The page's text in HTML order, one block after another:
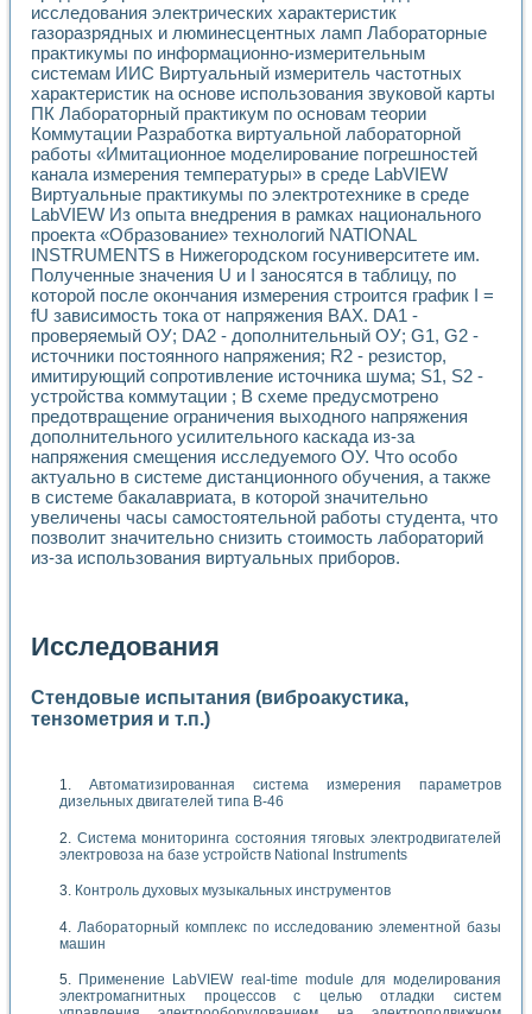
исследования электрических характеристик
газоразрядных и люминесцентных ламп Лабораторные
практикумы по информационно-измерительным
системам ИИС Виртуальный измеритель частотных
характеристик на основе использования звуковой карты
ПК Лабораторный практикум по основам теории
Коммутации Разработка виртуальной лабораторной
работы «Имитационное моделирование погрешностей
канала измерения температуры» в среде LabVIEW
Виртуальные практикумы по электротехнике в среде
LabVIEW Из опыта внедрения в рамках национального
проекта «Образование» технологий NATIONAL
INSTRUMENTS в Нижегородском госуниверситете им.
Полученные значения U и I заносятся в таблицу, по
которой после окончания измерения строится график I =
fU зависимость тока от напряжения ВАХ. DA1 -
проверяемый ОУ; DA2 - дополнительный ОУ; G1, G2 -
источники постоянного напряжения; R2 - резистор,
имитирующий сопротивление источника шума; S1, S2 -
устройства коммутации ; В схеме предусмотрено
предотвращение ограничения выходного напряжения
дополнительного усилительного каскада из-за
напряжения смещения исследуемого ОУ. Что особо
актуально в системе дистанционного обучения, а также
в системе бакалавриата, в которой значительно
увеличены часы самостоятельной работы студента, что
позволит значительно снизить стоимость лабораторий
из-за использования виртуальных приборов.
Исследования
Стендовые испытания (виброакустика,
тензометрия и т.п.)
Автоматизированная система измерения параметров
дизельных двигателей типа В-46
Система мониторинга состояния тяговых электродвигателей
электровоза на базе устройств National Instruments
Контроль духовых музыкальных инструментов
Лабораторный комплекс по исследованию элементной базы
машин
Применение LabVIEW real-time module для моделирования
электромагнитных процессов с целью отладки систем